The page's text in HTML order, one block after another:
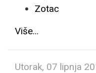
Zotac
Više...
Utorak, 07 lipnja